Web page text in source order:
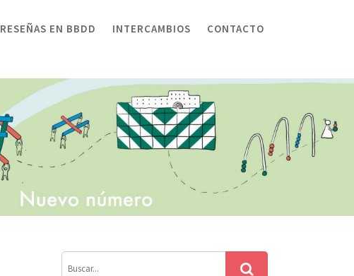
RESEÑAS EN BBDD INTERCAMBIOS CONTACTO